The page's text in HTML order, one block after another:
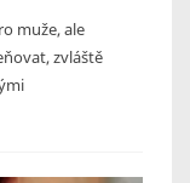
muže, ale
zvláště